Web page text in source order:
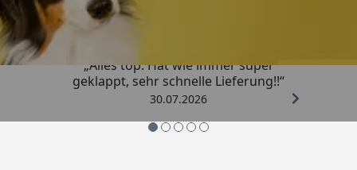
„Alles top. Hat wie immer super
geklappt, sehr schnelle Lieferung!!“
30.07.2026